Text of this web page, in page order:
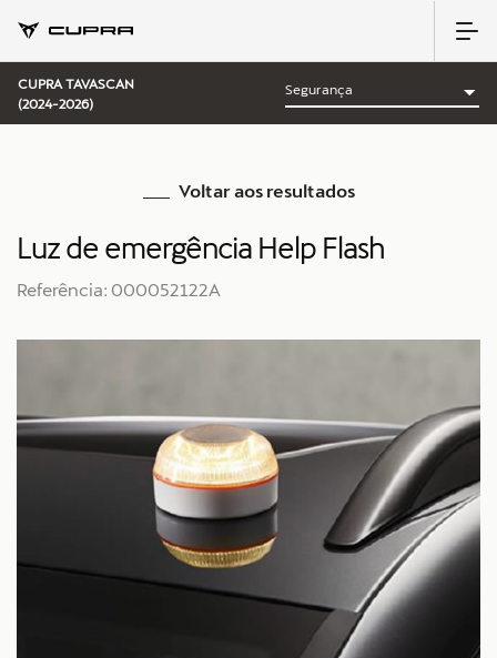
CUPRA TAVASCAN
(2024-2026)
Voltar aos resultados
Luz de emergência Help Flash
Referência: 000052122A